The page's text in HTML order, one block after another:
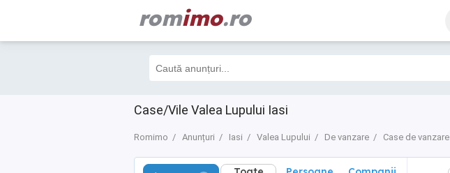
romimo.ro
Case/Vile Valea Lupului Iasi
Romimo Anunțuri Iasi Valea Lupului De vanzare Case de vanzare
Filtre 3 Toate
24